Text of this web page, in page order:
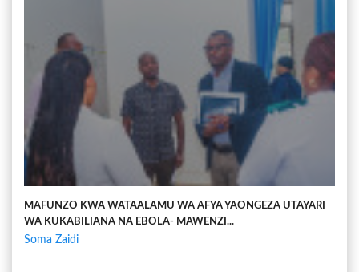
MAFUNZO KWA WATAALAMU WA AFYA YAONGEZA UTAYARI
WA KUKABILIANA NA EBOLA- MAWENZI...
Soma Zaidi